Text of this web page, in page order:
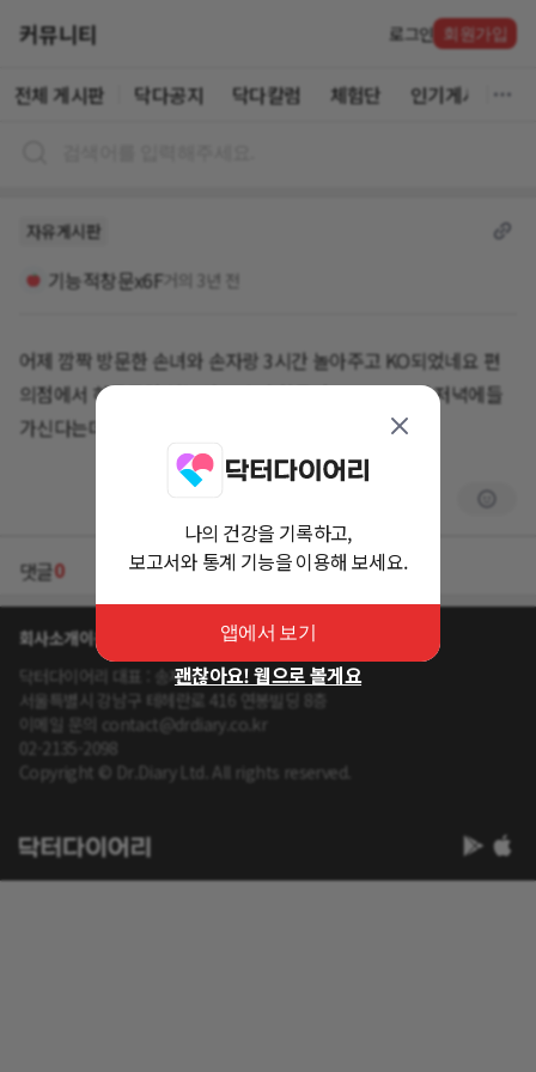
커뮤니티 로그인 회원가입
전체 게시판 닥다공지 닥다칼럼 체험단 인기게시글
자유게시판
기능적창문x6F 거의 3년 전
어제 깜짝 방문한 손녀와 손자랑 3시간 놀아주고 KO되었네요 편
의점에서 하루종일 있는것보다 더 힘들어요~~ ㅠ ㅠ 낼 저녁에들
가신다는데
댓글0
회사소개이용약관
개인정보 처리방침
닥터다이어리 대표 : 송제윤
서울특별시 강남구 테헤란로 416 연봉빌딩 8층
이메일 문의 contact@drdiary.co.kr
02-2135-2098
Copyright © Dr.Diary Ltd. All rights reserved.
나의 건강을 기록하고,
보고서와 통계 기능을 이용해 보세요.
앱에서 보기
괜찮아요! 웹으로 볼게요